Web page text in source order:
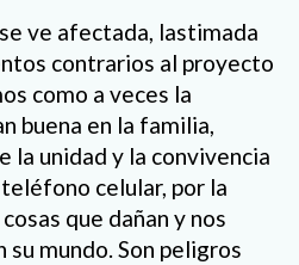
ve afectada, lastimada
contrarios al proyecto
como a veces la
buena en la familia,
la unidad y la convivencia
celular, por la
que dañan y nos
su mundo. Son peligros